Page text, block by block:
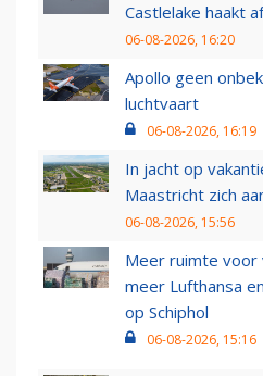
Castlelake haakt af
06-08-2026, 16:20
Apollo geen
luchtvaart
06-08-2026, 16:19
In jacht op
Maastricht zich
06-08-2026, 15:56
Meer ruimte
meer Lufthansa
op Schiphol
06-08-2026, 15:16